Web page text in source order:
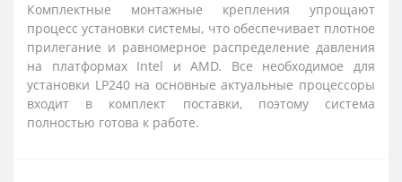
Комплектные монтажные крепления упрощают
процесс установки системы, что обеспечивает плотное
прилегание и равномерное распределение давления
на платформах Intel и AMD. Все необходимое для
установки LP240 на основные актуальные процессоры
входит в комплект поставки, поэтому система
полностью готова к работе.